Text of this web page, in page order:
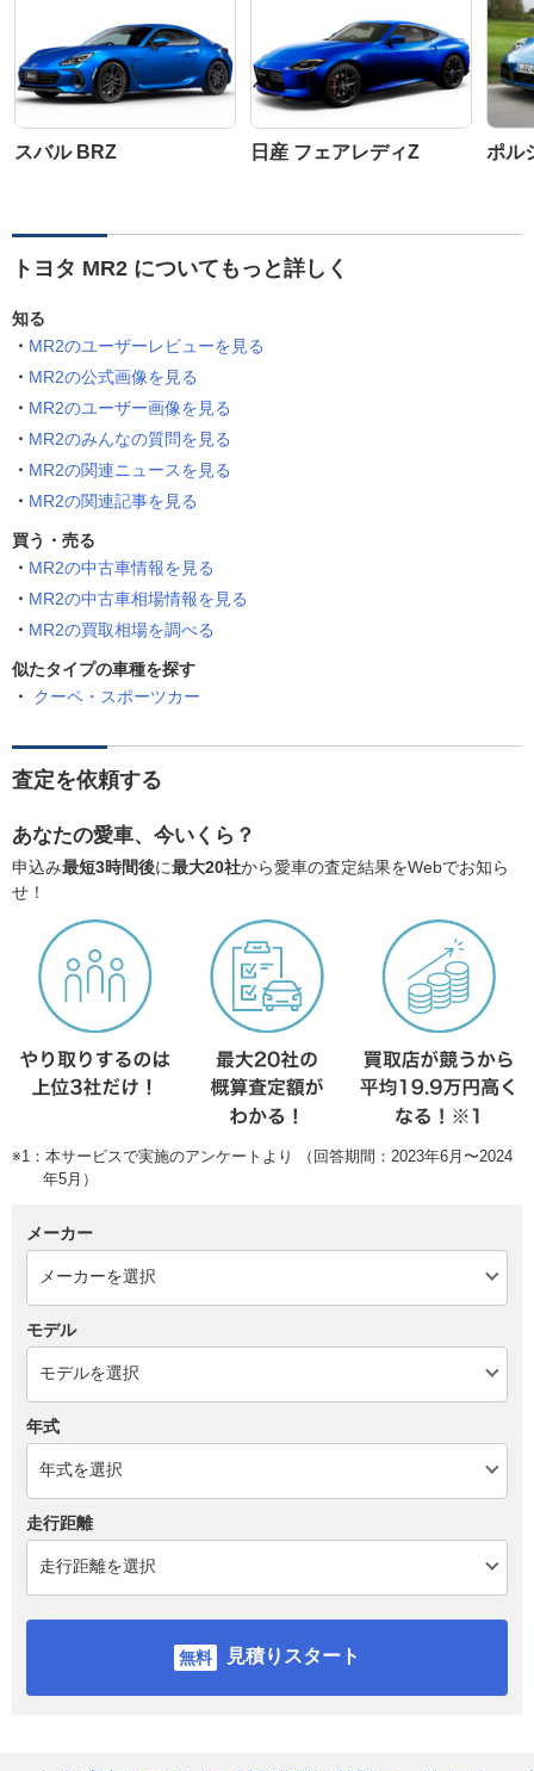
スバル BRZ 日産 フェアレディZ ポル
トヨタ MR2 についてもっと詳しく
知る
MR2のユーザーレビューを見る
MR2の公式画像を見る
MR2のユーザー画像を見る
MR2のみんなの質問を見る
MR2の関連ニュースを見る
MR2の関連記事を見る
買う・売る
MR2の中古車情報を見る
MR2の中古車相場情報を見る
MR2の買取相場を調べる
似たタイプの車種を探す
クーペ・スポーツカー
査定を依頼する
あなたの愛車、今いくら？
申込み最短3時間後に最大20社から愛車の査定結果をWebでお知ら
せ！
※1：本サービスで実施のアンケートより （回答期間：2023年6月〜2024
年5月）
メーカー
モデル
年式
走行距離
見積りスタート